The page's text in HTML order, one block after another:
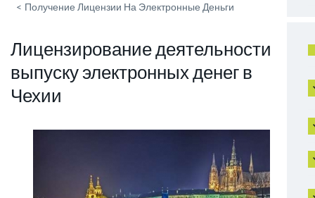
< Получение Лицензии На Электронные Деньги
Лицензирование деятельности по
выпуску электронных денег в
Чехии